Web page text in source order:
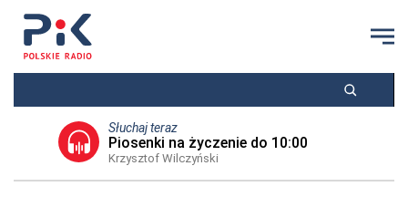
Słuchaj teraz
Piosenki na życzenie do 10:00
Krzysztof Wilczyński